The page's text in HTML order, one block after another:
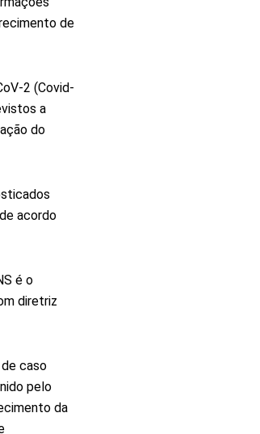
de
2 (Covid-
a
do
acordo
é o
diretriz
caso
pelo
da